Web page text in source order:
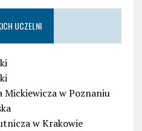
UCZELNI
Mickiewicza w Poznaniu
w Krakowie